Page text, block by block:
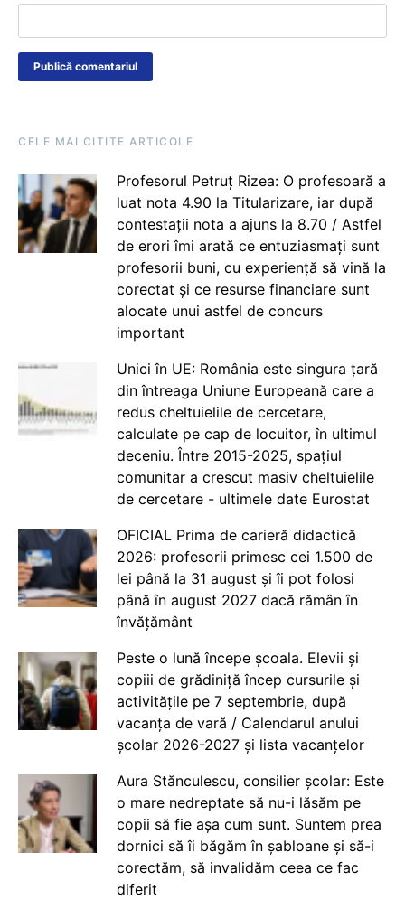
CELE MAI CITITE ARTICOLE
Profesorul Petruț Rizea: O profesoară a
luat nota 4.90 la Titularizare, iar după
contestații nota a ajuns la 8.70 / Astfel
de erori îmi arată ce entuziasmați sunt
profesorii buni, cu experiență să vină la
corectat și ce resurse financiare sunt
alocate unui astfel de concurs
important
Unici în UE: România este singura țară
din întreaga Uniune Europeană care a
redus cheltuielile de cercetare,
calculate pe cap de locuitor, în ultimul
deceniu. Între 2015-2025, spațiul
comunitar a crescut masiv cheltuielile
de cercetare - ultimele date Eurostat
OFICIAL Prima de carieră didactică
2026: profesorii primesc cei 1.500 de
lei până la 31 august și îi pot folosi
până în august 2027 dacă rămân în
învățământ
Peste o lună începe școala. Elevii și
copiii de grădiniță încep cursurile și
activitățile pe 7 septembrie, după
vacanța de vară / Calendarul anului
școlar 2026-2027 și lista vacanțelor
Aura Stănculescu, consilier școlar: Este
o mare nedreptate să nu-i lăsăm pe
copii să fie așa cum sunt. Suntem prea
dornici să îi băgăm în șabloane și să-i
corectăm, să invalidăm ceea ce fac
diferit